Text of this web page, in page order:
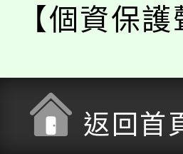
【個資保護
返回首